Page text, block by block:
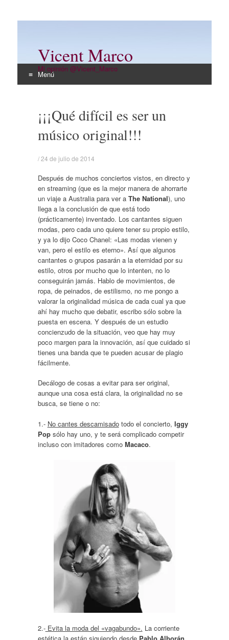
Vicent Marco
Mi opinión @Vicent_Marco
Menú
contenido¡¡¡Qué difícil es ser un
músico original!!!
/24 de julio de 2014
Después de muchos conciertos vistos, en directo y
en streaming (que es la mejor manera de ahorrarte
un viaje a Australia para ver a The National), uno
llega a la conclusión de que está todo
(prácticamente) inventado. Los cantantes siguen
modas, pero cada uno quiere tener su propio estilo,
y ya lo dijo Coco Chanel: «Las modas vienen y
van, pero el estilo es eterno». Así que algunos
cantantes o grupos pasarán a la eternidad por su
estilo, otros por mucho que lo intenten, no lo
conseguirán jamás. Hablo de movimientos, de
ropa, de peinados, de estilismo, no me pongo a
valorar la originalidad música de cada cual ya que
ahí hay mucho que debatir, escribo sólo sobre la
puesta en escena. Y después de un estudio
concienzudo de la situación, veo que hay muy
poco margen para la innovación, así que cuidado si
tienes una banda que te pueden acusar de plagio
fácilmente.
Decálogo de cosas a evitar para ser original,
aunque una cosa está clara, la originalidad no se
busca, se tiene o no:
1.- No cantes descamisadotodo el concierto, Iggy
Popsólo hay uno, y te será complicado competir
incluso con imitadores como Macaco.
2.-Evita la moda del «vagabundo». La corriente